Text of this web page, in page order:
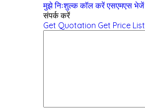
मुझे निःशुल्क कॉल करें एसएमएस भेजें
संपर्क करें
Get Quotation Get Price List